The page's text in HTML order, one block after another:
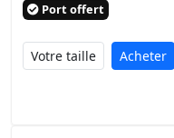
Port offert
Acheter